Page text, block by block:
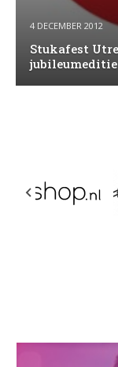
4 DECEMBER 2012
Stukafest
jubileumeditie